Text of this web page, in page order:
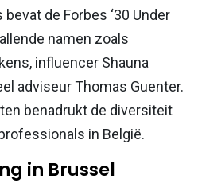
de Forbes ‘30 Under
namen zoals
influencer Shauna
adviseur Thomas Guenter.
benadrukt de diversiteit
in België.
in Brussel